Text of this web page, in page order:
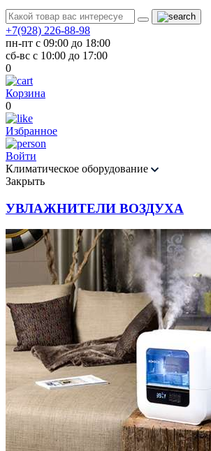
+7(928) 226-88-98
пн-пт с 09:00 до 18:00
сб-вс с 10:00 до 17:00
0
Корзина
0
Избранное
Войти
Климатическое оборудование
Закрыть
УВЛАЖНИТЕЛИ ВОЗДУХА